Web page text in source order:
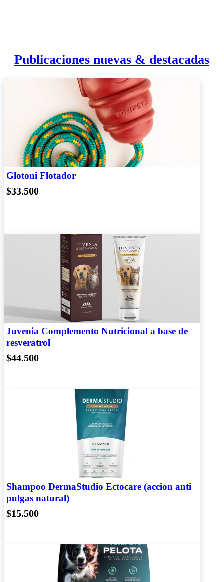
Publicaciones nuevas & destacadas
Glotoni Flotador
$33.500
Juvenia Complemento Nutricional a base de
resveratrol
$44.500
Shampoo DermaStudio Ectocare (accion anti
pulgas natural)
$15.500